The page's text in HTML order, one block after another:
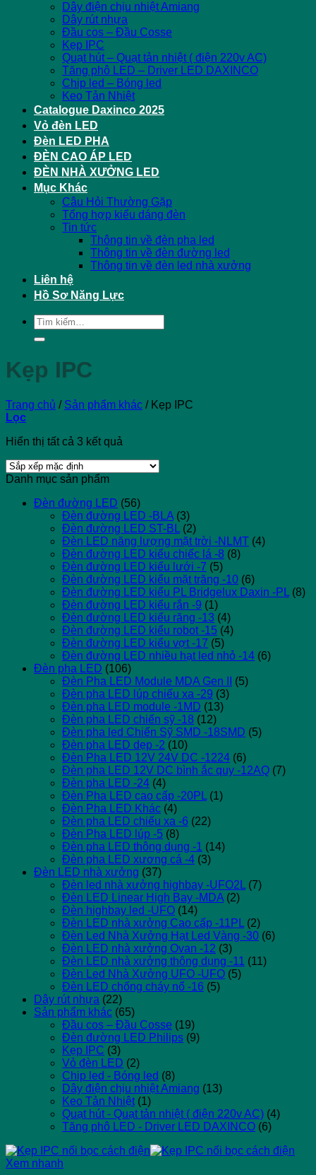
Dây điện chịu nhiệt Amiang
Dây rút nhựa
Đầu cos – Đầu Cosse
Kẹp IPC
Quạt hút – Quạt tản nhiệt ( điện 220v AC)
Tăng phô LED – Driver LED DAXINCO
Chip led – Bóng led
Keo Tản Nhiệt
Catalogue Daxinco 2025
Vỏ đèn LED
Đèn LED PHA
ĐÈN CAO ÁP LED
ĐÈN NHÀ XƯỞNG LED
Mục Khác
Câu Hỏi Thường Gặp
Tổng hợp kiểu dáng đèn
Tin tức
Thông tin về đèn pha led
Thông tin về đèn đường led
Thông tin về đèn led nhà xưởng
Liên hệ
Hồ Sơ Năng Lực
Tìm
kiếm:
Kẹp IPC
Trang chủ / Sản phẩm khác /Kẹp IPC
Lọc
Hiển thị tất cả 3 kết quả
Danh mục sản phẩm
Đèn đường LED (56)
Đèn đường LED -BLA (3)
Đèn đường LED ST-BL (2)
Đèn LED năng lượng mặt trời -NLMT (4)
Đèn đường LED kiểu chiếc lá -8 (8)
Đèn đường LED kiểu lưới -7 (5)
Đèn đường LED kiểu mặt trăng -10 (6)
Đèn đường LED kiểu PL Bridgelux Daxin -PL (8)
Đèn đường LED kiểu rắn -9 (1)
Đèn đường LED kiểu răng -13 (4)
Đèn đường LED kiểu robot -15 (4)
Đèn đường LED kiểu vợt -17 (5)
Đèn đường LED nhiều hạt led nhỏ -14 (6)
Đèn pha LED (106)
Đèn Pha LED Module MDA Gen II
(5)
Đèn pha LED lúp chiếu xa -29 (3)
Đèn pha LED module -1MD (13)
Đèn pha LED chiến sỹ -18 (12)
Đèn pha led Chiến Sỹ SMD -18SMD (5)
Đèn pha LED dẹp -2 (10)
Đèn Pha LED 12V 24V DC -1224 (6)
Đèn pha LED 12V DC bình ắc quy -12AQ (7)
Đèn pha LED -24 (4)
Đèn Pha LED cao cấp -20PL (1)
Đèn Pha LED Khác (4)
Đèn pha LED chiếu xa -6 (22)
Đèn Pha LED lúp -5 (8)
Đèn pha LED thông dụng -1 (14)
Đèn pha LED xương cá -4 (3)
Đèn LED nhà xưởng (37)
Đèn led nhà xưởng highbay -UFO2L (7)
Đèn LED Linear High Bay -MDA (2)
Đèn highbay led -UFO (14)
Đèn LED nhà xưởng Cao cấp -11PL (2)
Đèn Led Nhà Xưởng Hạt Led Vàng -30 (6)
Đèn LED nhà xưởng Ovan -12 (3)
Đèn LED nhà xưởng thông dụng -11 (11)
Đèn Led Nhà Xưởng UFO -UFO (5)
Đèn LED chống cháy nổ -16 (5)
Dây rút nhựa (22)
Sản phẩm khác (65)
Đầu cos – Đầu Cosse (19)
Đèn đường LED Philips (9)
Kẹp IPC (3)
Vỏ đèn LED (2)
Chip led - Bóng led (8)
Dây điện chịu nhiệt Amiang (13)
Keo Tản Nhiệt (1)
Quạt hút - Quạt tản nhiệt ( điện 220v AC) (4)
Tăng phô LED - Driver LED DAXINCO (6)
Xem nhanh